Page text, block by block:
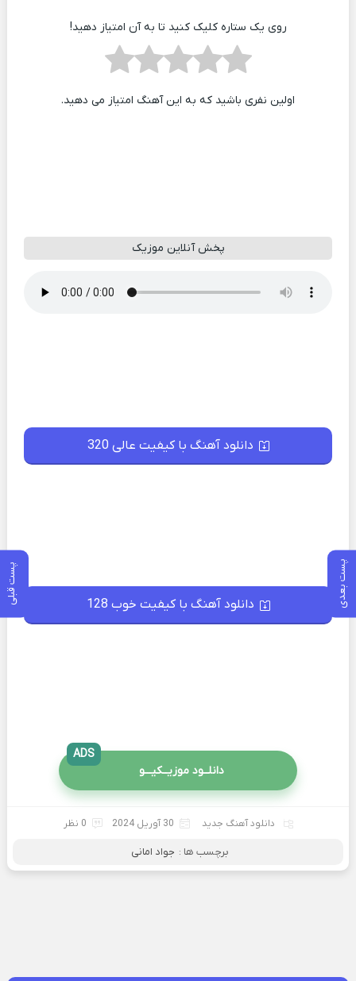
پست بعدی پست قبلی
روی یک ستاره کلیک کنید تا به آن امتیاز دهید!
اولین نفری باشید که به این آهنگ امتیاز می دهید.
پخش آنلاین موزیک
دانلود آهنگ با کیفیت عالی 320
دانلود آهنگ با کیفیت خوب 128
دانلــود موزیــکیـــو
ADS
دانلود آهنگ جدید 30 آوریل 2024 0 نظر
برچسب ها : جواد امانی